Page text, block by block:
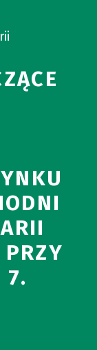
PRZY
7.